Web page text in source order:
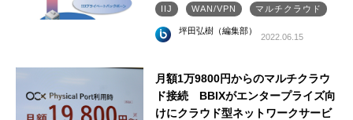
IIJ WAN/VPN マルチクラウド
坪田弘樹（編集部）
2022.06.15
月額1万9800円からのマルチクラウ
ド接続 BBIXがエンタープライズ向
けにクラウド型ネットワークサービ